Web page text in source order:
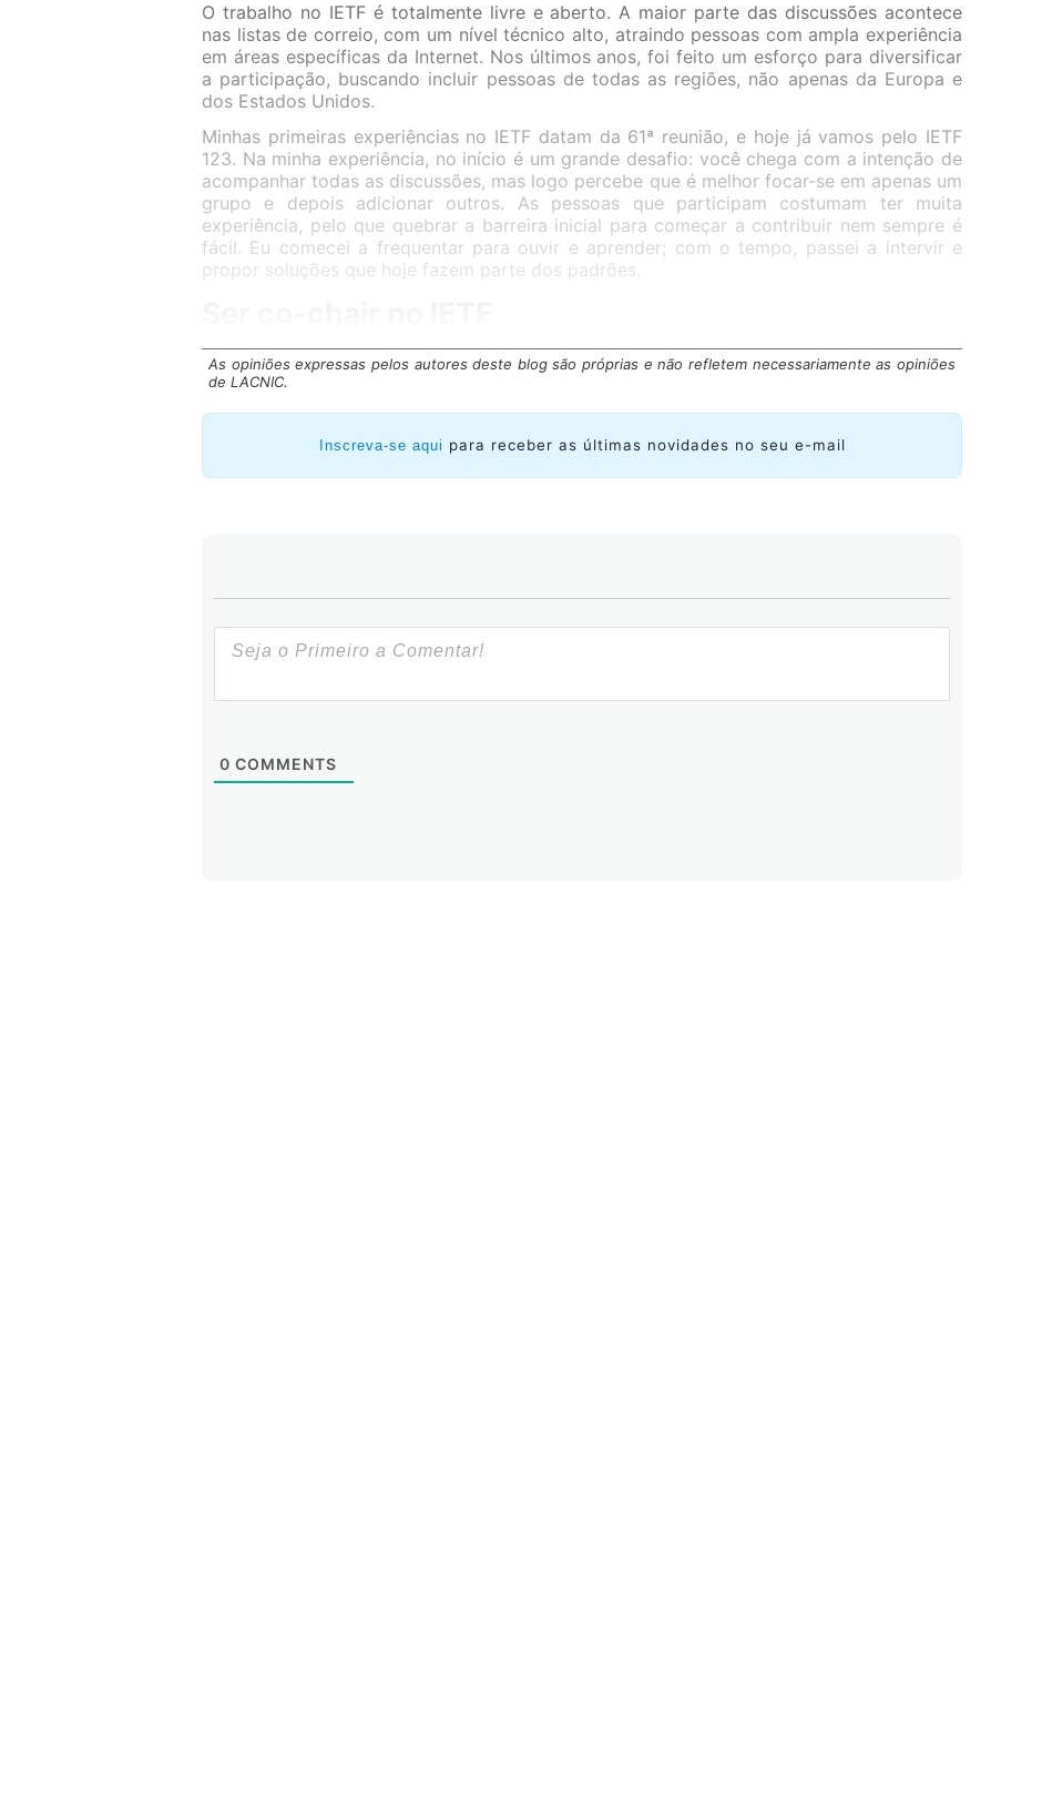
O trabalho no IETF é totalmente livre e aberto. A maior parte das discussões acontece
nas listas de correio, com um nível técnico alto, atraindo pessoas com ampla experiência
em áreas específicas da Internet. Nos últimos anos, foi feito um esforço para diversificar
a participação, buscando incluir pessoas de todas as regiões, não apenas da Europa e
dos Estados Unidos.
Minhas primeiras experiências no IETF datam da 61ª reunião, e hoje já vamos pelo IETF
123. Na minha experiência, no início é um grande desafio: você chega com a intenção de
acompanhar todas as discussões, mas logo percebe que é melhor focar-se em apenas um
grupo e depois adicionar outros. As pessoas que participam costumam ter muita
experiência, pelo que quebrar a barreira inicial para começar a contribuir nem sempre é
fácil. Eu comecei a frequentar para ouvir e aprender; com o tempo, passei a intervir e
propor soluções que hoje fazem parte dos padrões.
O IETF opera em pequenas unidades chamadas grupos de trabalho, cada uma com um ou
maischairs . Ser chair
significa coordenar discussões, gerenciar cronogramas e, acima de
que o maior número de pessoas concorde e garanta que nenhuma objeção técnica fique
sem discussão.
As opiniões expressas pelos autores deste blog são próprias e não refletem necessariamente as opiniões
de LACNIC.
Inscreva-se aqui para receber as últimas novidades no seu e-mail
0 COMMENTS